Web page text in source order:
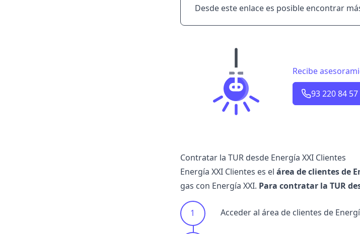
Desde este enlacees posible encontrar
Recibe
93 220 84 57
Contratar la TUR desde Energía XXI Clientes
Energía XXI Clientes es el área de clientes de
gas con Energía XXI. Para contratar la TUR
Acceder al área de clientes de